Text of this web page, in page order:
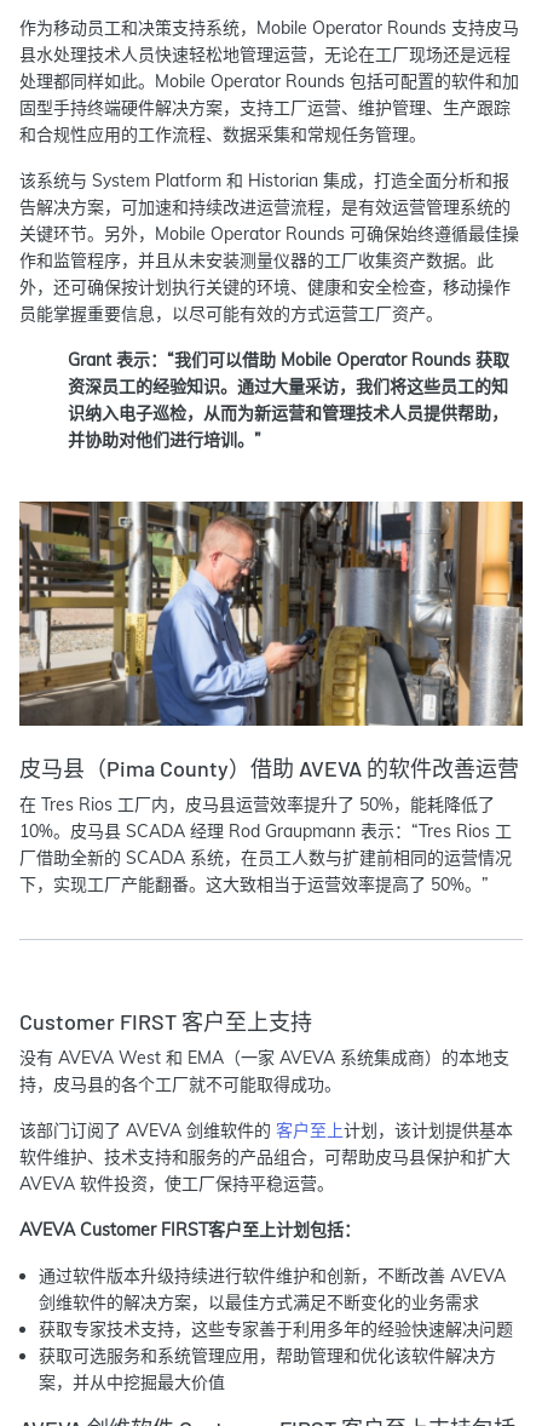
作为移动员工和决策支持系统，Mobile Operator Rounds 支持皮马
县水处理技术人员快速轻松地管理运营，无论在工厂现场还是远程
处理都同样如此。Mobile Operator Rounds 包括可配置的软件和加
固型手持终端硬件解决方案，支持工厂运营、维护管理、生产跟踪
和合规性应用的工作流程、数据采集和常规任务管理。
该系统与 System Platform 和 Historian 集成，打造全面分析和报
告解决方案，可加速和持续改进运营流程，是有效运营管理系统的
关键环节。另外，Mobile Operator Rounds 可确保始终遵循最佳操
作和监管程序，并且从未安装测量仪器的工厂收集资产数据。此
外，还可确保按计划执行关键的环境、健康和安全检查，移动操作
员能掌握重要信息，以尽可能有效的方式运营工厂资产。
Grant 表示：“我们可以借助 Mobile Operator Rounds 获取
资深员工的经验知识。通过大量采访，我们将这些员工的知
识纳入电子巡检，从而为新运营和管理技术人员提供帮助，
并协助对他们进行培训。”
皮马县（Pima County）借助 AVEVA 的软件改善运营
在 Tres Rios 工厂内，皮马县运营效率提升了 50%，能耗降低了
10%。皮马县 SCADA 经理 Rod Graupmann 表示：“Tres Rios 工
厂借助全新的 SCADA 系统，在员工人数与扩建前相同的运营情况
下，实现工厂产能翻番。这大致相当于运营效率提高了 50%。”
Customer FIRST 客户至上支持
没有 AVEVA West 和 EMA（一家 AVEVA 系统集成商）的本地支
持，皮马县的各个工厂就不可能取得成功。
该部门订阅了 AVEVA 剑维软件的 客户至上计划，该计划提供基本
软件维护、技术支持和服务的产品组合，可帮助皮马县保护和扩大
AVEVA 软件投资，使工厂保持平稳运营。
AVEVA Customer FIRST客户至上计划包括：
通过软件版本升级持续进行软件维护和创新，不断改善 AVEVA
剑维软件的解决方案，以最佳方式满足不断变化的业务需求
获取专家技术支持，这些专家善于利用多年的经验快速解决问题
获取可选服务和系统管理应用，帮助管理和优化该软件解决方
案，并从中挖掘最大价值